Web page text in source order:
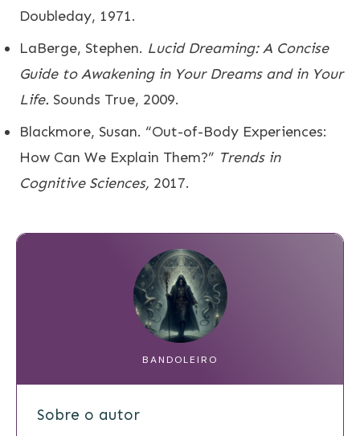
Doubleday, 1971.
LaBerge, Stephen. Lucid Dreaming: A Concise
Guide to Awakening in Your Dreams and in Your
Life. Sounds True, 2009.
Blackmore, Susan. “Out-of-Body Experiences:
How Can We Explain Them?” Trends in
Cognitive Sciences, 2017.
BANDOLEIRO
Sobre o autor